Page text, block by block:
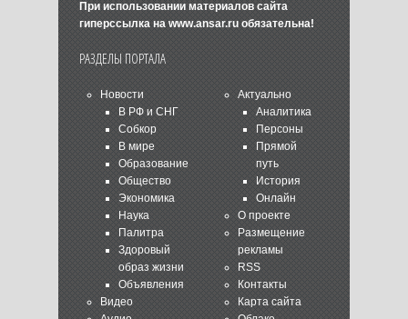
При использовании материалов сайта
гиперссылка на www.ansar.ruобязательна!
РАЗДЕЛЫ ПОРТАЛА
Новости
В РФ и СНГ
Собкор
В мире
Образование
Общество
Экономика
Наука
Палитра
Здоровый
образ жизни
Объявления
Видео
Актуально
Аналитика
Персоны
Прямой
путь
История
Онлайн
О проекте
Размещение
рекламы
RSS
Контакты
Карта сайта